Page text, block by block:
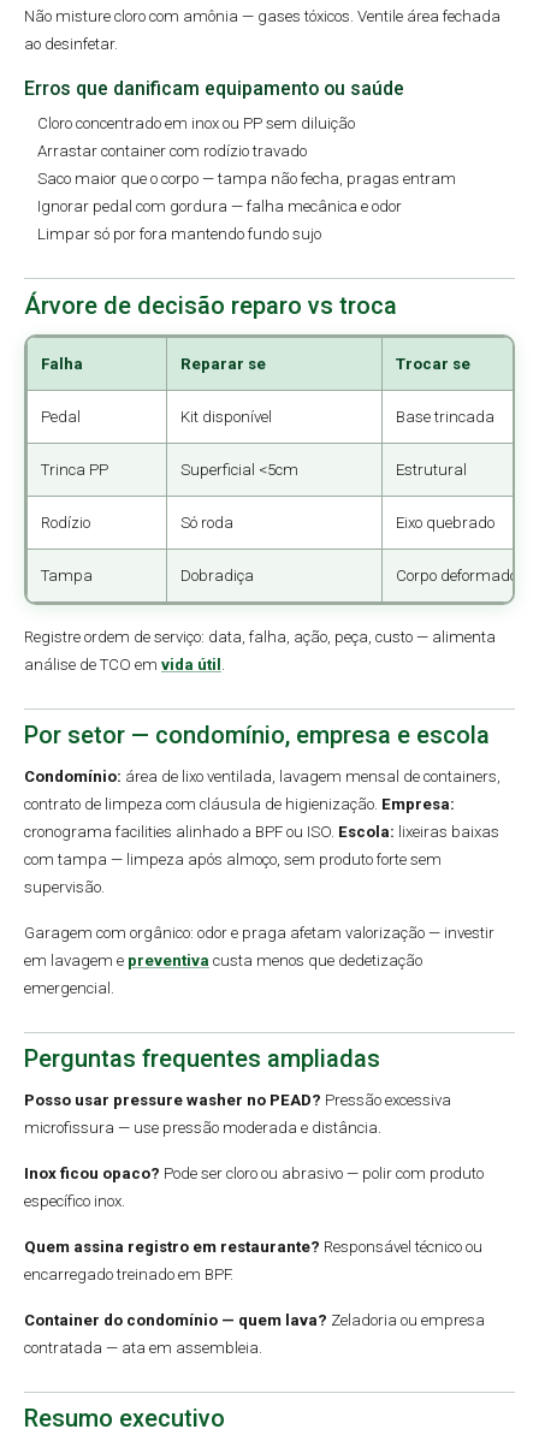
Não misture cloro com amônia — gases tóxicos. Ventile área fechada
ao desinfetar.
Erros que danificam equipamento ou saúde
Cloro concentrado em inox ou PP sem diluição
Arrastar container com rodízio travado
Saco maior que o corpo — tampa não fecha, pragas entram
Ignorar pedal com gordura — falha mecânica e odor
Limpar só por fora mantendo fundo sujo
Árvore de decisão reparo vs troca
Falha Reparar se Trocar se
Pedal Kit disponível Base trincada
Trinca PP Superficial <5cm Estrutural
Rodízio Só roda Eixo quebrado
Tampa Dobradiça Corpo deformado
Registre ordem de serviço: data, falha, ação, peça, custo — alimenta
análise de TCO em vida útil
Por setor — condomínio, empresa e escola
Condomínio: área de lixo ventilada, lavagem mensal de containers,
contrato de limpeza com cláusula de higienização. Empresa:
cronograma facilities alinhado a BPF ou ISO. Escola: lixeiras baixas
com tampa — limpeza após almoço, sem produto forte sem
supervisão.
Garagem com orgânico: odor e praga afetam valorização — investir
em lavagem e preventiva custa menos que dedetização
emergencial.
Perguntas frequentes ampliadas
Posso usar pressure washer no PEAD? Pressão excessiva
microfissura — use pressão moderada e distância.
Inox ficou opaco? Pode ser cloro ou abrasivo — polir com produto
específico inox.
Quem assina registro em restaurante? Responsável técnico ou
encarregado treinado em BPF.
Container do condomínio — quem lava? Zeladoria ou empresa
contratada — ata em assembleia.
Resumo executivo